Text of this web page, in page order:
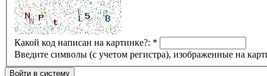
Какой код написан на картинке?: *
Введите символы (с учетом регистра), изображенные на